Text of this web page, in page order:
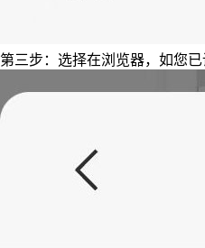
第三步：选择在浏览器，如您